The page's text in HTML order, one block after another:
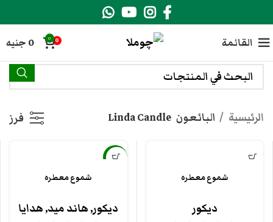
القائمة 0
0
0 جنيه
الرئيسية البائعون Linda Candle فرز
شموع معطره
ديكور
-15%
شموع معطره
ديكور,هاند ميد,هدايا